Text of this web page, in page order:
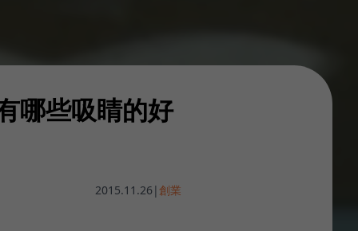
哪些吸睛的好
2015.11.26 |創業